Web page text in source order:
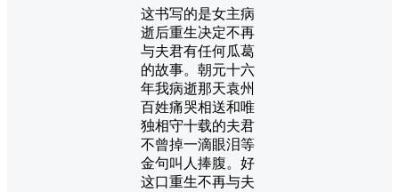
这书写的是女主病
逝后重生决定不再
与夫君有任何瓜葛
的故事。朝元十六
年我病逝那天袁州
百姓痛哭相送和唯
独相守十载的夫君
不曾掉一滴眼泪等
金句叫人捧腹。好
这口重生不再与夫